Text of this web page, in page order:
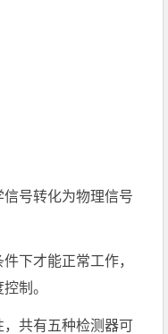
号转化为物理信号
下才能正常工作，
制。
共有五种检测器可